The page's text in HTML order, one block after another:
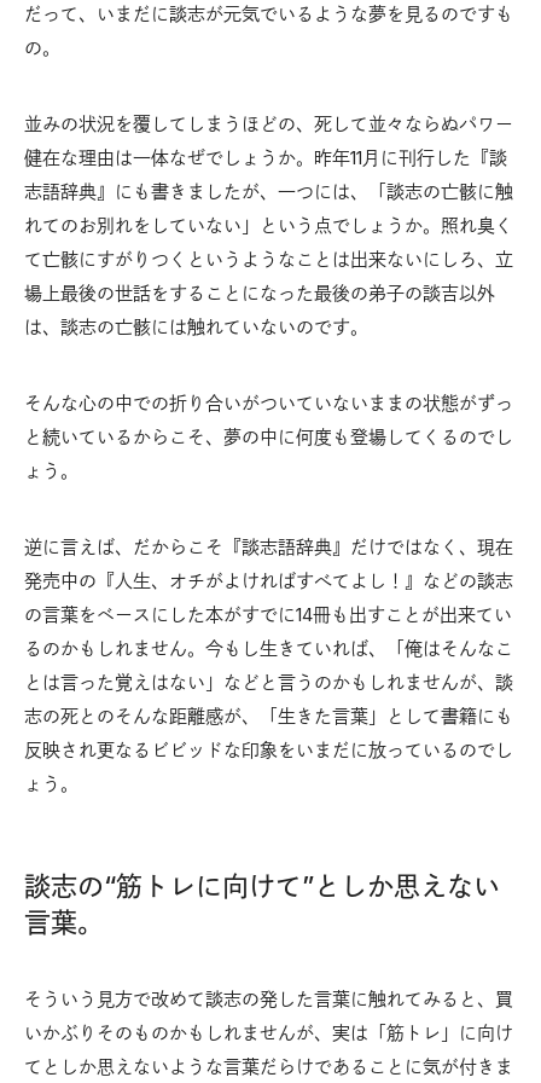
だって、いまだに談志が元気でいるような夢を見るのですも
の。
並みの状況を覆してしまうほどの、死して並々ならぬパワー
健在な理由は一体なぜでしょうか。昨年11月に刊行した『談
志語辞典』にも書きましたが、一つには、「談志の亡骸に触
れてのお別れをしていない」という点でしょうか。照れ臭く
て亡骸にすがりつくというようなことは出来ないにしろ、立
場上最後の世話をすることになった最後の弟子の談吉以外
は、談志の亡骸には触れていないのです。
そんな心の中での折り合いがついていないままの状態がずっ
と続いているからこそ、夢の中に何度も登場してくるのでし
ょう。
逆に言えば、だからこそ『談志語辞典』だけではなく、現在
発売中の『人生、オチがよければすべてよし！』などの談志
の言葉をベースにした本がすでに14冊も出すことが出来てい
るのかもしれません。今もし生きていれば、「俺はそんなこ
とは言った覚えはない」などと言うのかもしれませんが、談
志の死とのそんな距離感が、「生きた言葉」として書籍にも
反映され更なるビビッドな印象をいまだに放っているのでし
ょう。
談志の“筋トレに向けて”としか思えない
言葉。
そういう見方で改めて談志の発した言葉に触れてみると、買
いかぶりそのものかもしれませんが、実は「筋トレ」に向け
てとしか思えないような言葉だらけであることに気が付きま